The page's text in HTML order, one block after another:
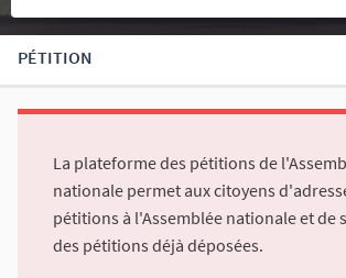
PÉTITION
La plateforme des pétitions de
nationale permet aux citoyens
pétitions à l'Assemblée nationale et de
des pétitions déjà déposées.